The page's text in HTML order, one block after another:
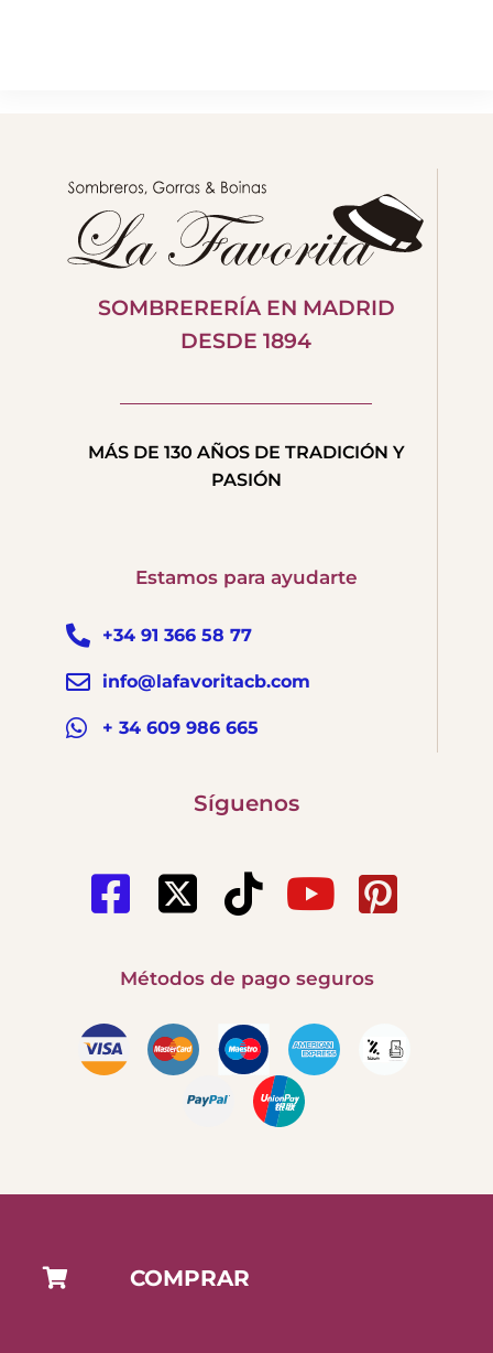
SOMBRERERÍA EN MADRID
DESDE 1894
MÁS DE 130 AÑOS DE TRADICIÓN Y
PASIÓN
Estamos para ayudarte
+34 91 366 58 77
info@lafavoritacb.com
+ 34 609 986 665
Síguenos
Métodos de pago seguros
COMPRAR